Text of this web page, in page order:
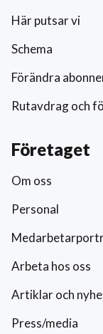
Här putsar vi
Schema
Förändra
Rutavdrag och
Företaget
Om oss
Personal
Arbeta hos oss
Artiklar och
Press/media